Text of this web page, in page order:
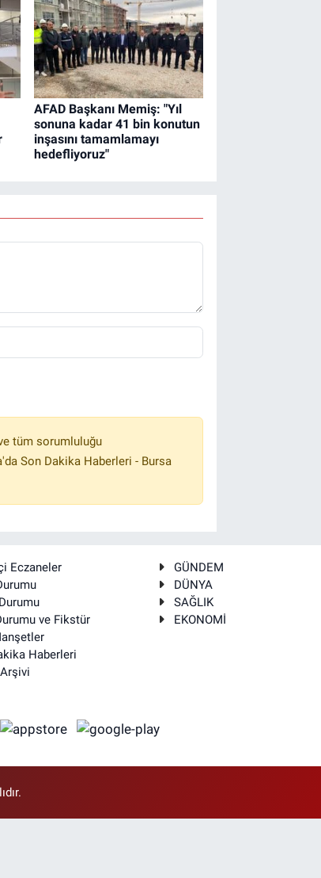
AFAD Başkanı Memiş: "Yıl
sonuna kadar 41 bin konutun
inşasını tamamlamayı
hedefliyoruz"
tüm sorumluluğu
Son Dakika Haberleri - Bursa
Eczaneler
ve Fikstür
Haberleri
GÜNDEM
DÜNYA
SAĞLIK
EKONOMİ